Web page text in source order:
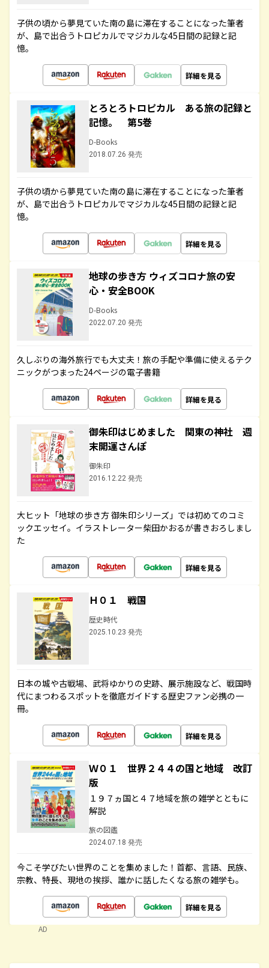
子供の頃から夢見ていた南の島に滞在することになった筆者
が、島で出合うトロピカルでマジカルな45日間の記録と記
憶。
詳細を見る
とろとろトロピカル ある旅の記録と
記憶。 第5巻
D-Books
2018.07.26 発売
子供の頃から夢見ていた南の島に滞在することになった筆者
が、島で出合うトロピカルでマジカルな45日間の記録と記
憶。
詳細を見る
地球の歩き方 ウィズコロナ旅の安
心・安全BOOK
D-Books
2022.07.20 発売
久しぶりの海外旅行でも大丈夫！旅の手配や準備に使えるテク
ニックがつまった24ページの電子書籍
詳細を見る
御朱印はじめました 関東の神社 週
末開運さんぽ
御朱印
2016.12.22 発売
大ヒット「地球の歩き方 御朱印シリーズ」では初めてのコミ
ックエッセイ。イラストレーター柴田かおるが書きおろしまし
た
詳細を見る
Ｈ０１ 戦国
歴史時代
2025.10.23 発売
日本の城や古戦場、武将ゆかりの史跡、展示施設など、戦国時
代にまつわるスポットを徹底ガイドする歴史ファン必携の一
冊。
詳細を見る
Ｗ０１ 世界２４４の国と地域 改訂
版
１９７ヵ国と４７地域を旅の雑学とともに
解説
旅の図鑑
2024.07.18 発売
今こそ学びたい世界のことを集めました！首都、言語、民族、
宗教、特長、現地の挨拶、誰かに話したくなる旅の雑学も。
詳細を見る
AD